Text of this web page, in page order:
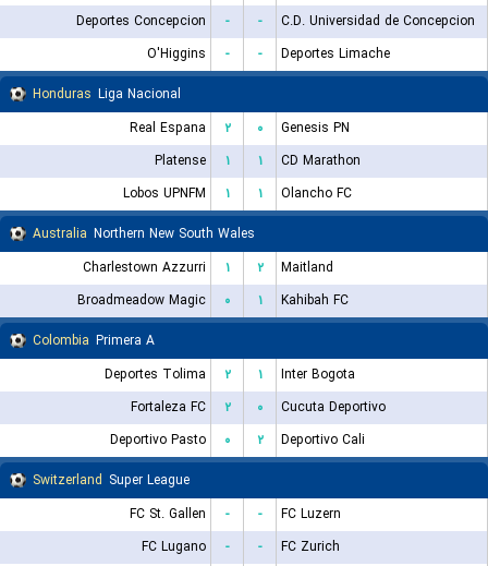
Deportes Concepcion
- -
C.D. Universidad de Concepcion
O'Higgins
- -
Deportes Limache
Honduras Liga Nacional
Real Espana
۲ ۰
Genesis PN
Platense
۱ ۱
CD Marathon
Lobos UPNFM
۱ ۱
Olancho FC
Australia Northern New South Wales
Charlestown Azzurri
۱ ۲
Maitland
Broadmeadow Magic
۰ ۱
Kahibah FC
Colombia Primera A
Deportes Tolima
۲ ۱
Inter Bogota
Fortaleza FC
۲ ۰
Cucuta Deportivo
Deportivo Pasto
۰ ۲
Deportivo Cali
Switzerland Super League
FC St. Gallen
- -
FC Luzern
FC Lugano
- -
FC Zurich